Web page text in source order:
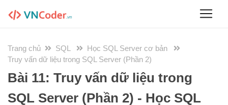
Trang chủ SQL
Học SQL Server cơ bản
Truy vấn dữ liệu trong SQL Server (Phần 2)
Bài 11: Truy vấn dữ liệu trong
SQL Server (Phần 2) - Học SQL